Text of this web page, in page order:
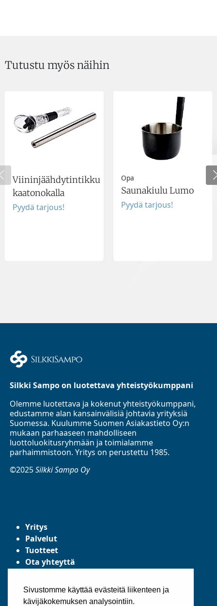
Sivustomme käyttää evästeitä liikenteen ja
kävijäkokemuksen analysointiin.
Tutustu myös näihin
Viininjäähdytintikku
kaatonokalla
Pyydä tarjous!
Opa
Saunakiulu Lumo
Pyydä tarjous!
Silkki Sampo on luotettava yhteistyökumppani
Olemme luotettava ja kokenut yhteistyökumppani,
edustamme alan kansainvälisiä johtavia yrityksiä
Suomessa. Kuulumme Suomen Asiakastieto Oy:n
mukaan parhaaseen mahdolliseen
luottoluokitusryhmään ja toimialamme
parhaimmistoon. Yritys on perustettu 1985.
©2025Silkki Sampo Oy
Yritys
Palvelut
Tuotteet
Ota yhteyttä
Yleiset toimitusehdot